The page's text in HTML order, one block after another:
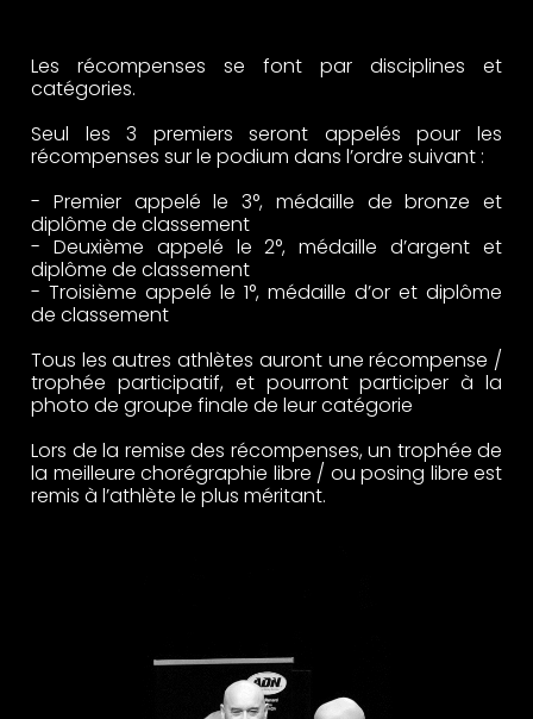
Les récompenses se font par disciplines et
catégories.
Seul les 3 premiers seront appelés pour les
récompenses sur le podium dans l’ordre suivant :
- Premier appelé le 3°, médaille de bronze et
diplôme de classement
- Deuxième appelé le 2°, médaille d’argent et
diplôme de classement
- Troisième appelé le 1°, médaille d’or et diplôme
de classement
Tous les autres athlètes auront une récompense /
trophée participatif, et pourront participer à la
photo de groupe finale de leur catégorie
Lors de la remise des récompenses, un trophée de
la meilleure chorégraphie libre / ou posing libre est
remis à l’athlète le plus méritant.